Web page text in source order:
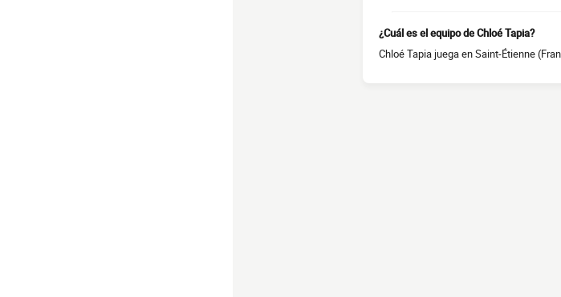
¿Cuál es el equipo de Chloé Tapia?
Chloé Tapia juega en Saint-Étienne